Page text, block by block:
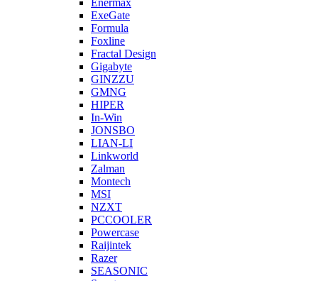
Enermax
ExeGate
Formula
Foxline
Fractal Design
Gigabyte
GINZZU
GMNG
HIPER
In-Win
JONSBO
LIAN-LI
Linkworld
Zalman
Montech
MSI
NZXT
PCCOOLER
Powercase
Raijintek
Razer
SEASONIC